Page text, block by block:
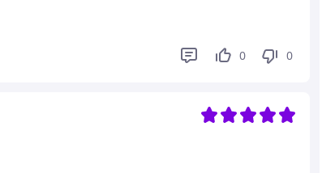
0 0